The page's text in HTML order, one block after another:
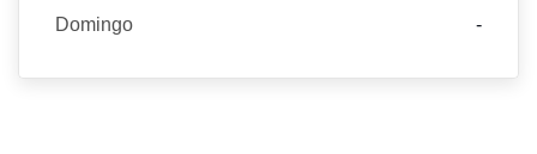
Domingo -